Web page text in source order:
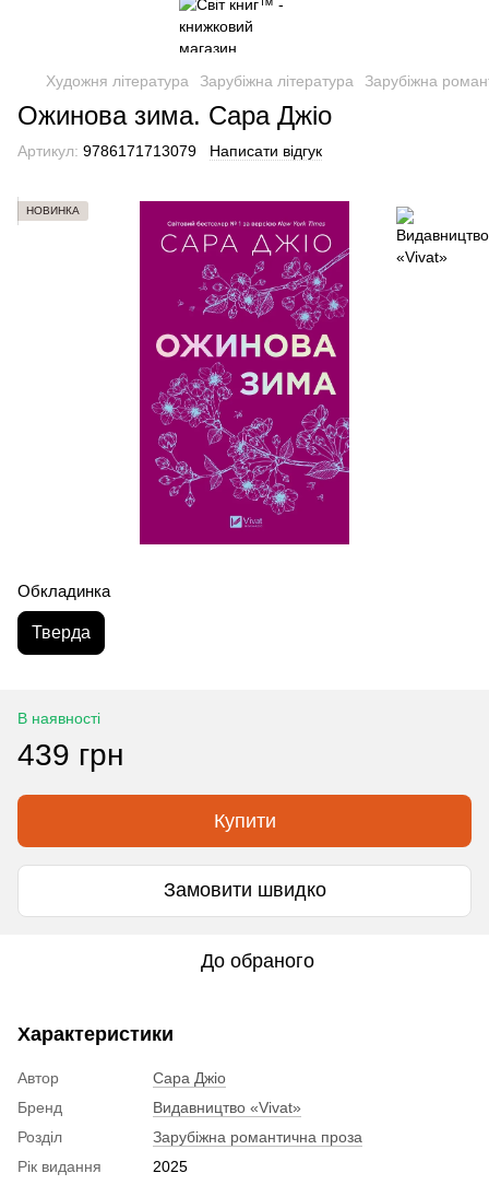
Художня література Зарубіжна література Зарубіжна
Ожинова зима. Сара Джіо
Артикул: 9786171713079 Написати відгук
НОВИНКА
Обкладинка
Тверда
В наявності
439 грн
Купити
Замовити швидко
До обраного
Характеристики
Автор
Сара Джіо
Бренд
Видавництво «Vivat»
Розділ
Зарубіжна романтична проза
Рік видання
2025